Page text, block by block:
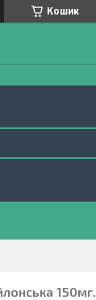
Кошик
150мг.